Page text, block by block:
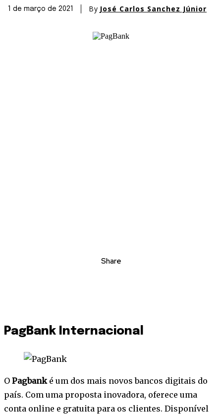
1 de março de 2021 By José Carlos Sanchez Júnior
Share
PagBank Internacional
O Pagbanké um dos mais novos bancos digitais do
país. Com uma proposta inovadora, oferece uma
conta online e gratuita para os clientes. Disponível